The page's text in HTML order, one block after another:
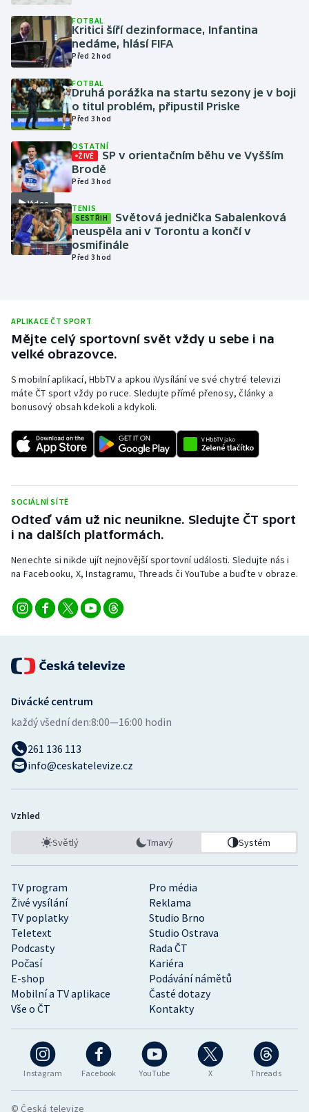
Judo
Krasobruslení
Lyže a snowboard
Moderní pětiboj
Motorsport
Olympijské hry
Parasport
Ragby
Rychlobruslení
Rychlostní kanoistika
Short track
Stolní tenis
Triatlon
Veslování
Vodní slalom
Volejbal
Ostatní
FOTBAL
Kritici šíří dezinformace, Infantina
nedáme, hlásí FIFA
Před 2 hod
FOTBAL
Druhá porážka na startu sezony je v boji
o titul problém, připustil Priske
Před 3 hod
Video
OSTATNÍ
ŽIVĚ
SP v orientačním běhu ve Vyšším
Brodě
Před 3 hod
TENIS
SESTŘIH
Světová jednička Sabalenková
neuspěla ani v Torontu a končí v
osmifinále
Před 3 hod
APLIKACE ČT SPORT
Mějte celý sportovní svět vždy u sebe i na
velké obrazovce.
S mobilní aplikací, HbbTV a apkou iVysílání ve své chytré televizi
máte ČT sport vždy po ruce. Sledujte přímé přenosy, články a
bonusový obsah kdekoli a kdykoli.
SOCIÁLNÍ SÍTĚ
Odteď vám už nic neunikne. Sledujte ČT sport
i na dalších platformách.
Nenechte si nikde ujít nejnovější sportovní události. Sledujte nás i
na Facebooku, X, Instagramu, Threads či YouTube a buďte v obraze.
Instagram Facebook YouTube X Threads
TV program
Pro média
Živé vysílání
Reklama
TV poplatky
Studio Brno
Teletext
Studio Ostrava
Podcasty
Rada ČT
Počasí
Kariéra
E-shop
Podávání námětů
Mobilní a TV aplikace
Časté dotazy
Vše o ČT
Kontakty
Divácké centrum
každý všední den:8:00—16:00 hodin
261 136 113
info@ceskatelevize.cz
Vzhled
Světlý Tmavý Systém
© Česká televize